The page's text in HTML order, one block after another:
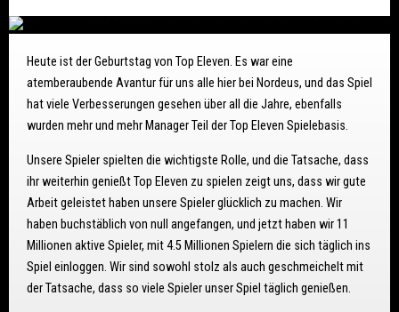
Heute ist der Geburtstag von Top Eleven. Es war eine
atemberaubende Avantur für uns alle hier bei Nordeus, und das Spiel
hat viele Verbesserungen gesehen über all die Jahre, ebenfalls
wurden mehr und mehr Manager Teil der Top Eleven Spielebasis.
Unsere Spieler spielten die wichtigste Rolle, und die Tatsache, dass
ihr weiterhin genießt Top Eleven zu spielen zeigt uns, dass wir gute
Arbeit geleistet haben unsere Spieler glücklich zu machen. Wir
haben buchstäblich von null angefangen, und jetzt haben wir 11
Millionen aktive Spieler, mit 4.5 Millionen Spielern die sich täglich ins
Spiel einloggen. Wir sind sowohl stolz als auch geschmeichelt mit
der Tatsache, dass so viele Spieler unser Spiel täglich genießen.